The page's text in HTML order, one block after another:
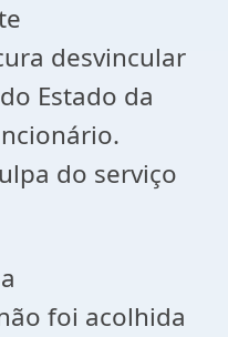
desvincular
Estado da
do serviço
foi acolhida